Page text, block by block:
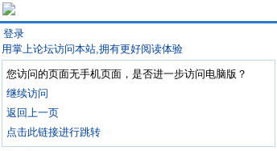
登录
用掌上论坛访问本站,拥有更好阅读体验
您访问的页面无手机页面，是否进一步访问电脑版？
继续访问
返回上一页
点击此链接进行跳转